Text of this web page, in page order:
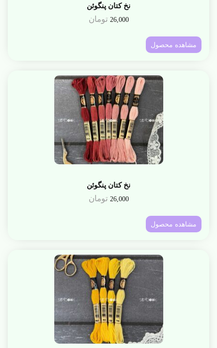
نخ کتان پنگوئن
26,000 تومان
مشاهده محصول
نخ کتان پنگوئن
26,000 تومان
مشاهده محصول